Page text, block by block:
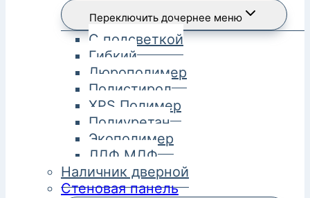
Переключить дочернее меню
С подсветкой
Гибкий
Дюрополимер
Полистирол
XPS Полимер
Полиуретан
Экополимер
ЛДФ МДФ
Наличник дверной
Стеновая панель